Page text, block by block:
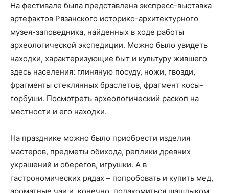
На фестивале была представлена экспресс-выставка
артефактов Рязанского историко-архитектурного
музея-заповедника, найденных в ходе работы
археологической экспедиции. Можно было увидеть
находки, характеризующие быт и культуру жившего
здесь населения: глиняную посуду, ножи, гвозди,
фрагменты стеклянных браслетов, фрагмент косы-
горбуши. Посмотреть археологический раскоп на
местности и его находки.
На празднике можно было приобрести изделия
мастеров, предметы обихода, реплики древних
украшений и оберегов, игрушки. А в
гастрономических рядах – попробовать и купить мед,